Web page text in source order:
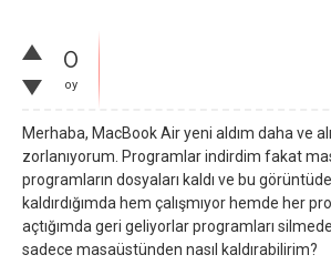
0
oy
Merhaba, MacBook Air yeni aldım daha ve
zorlanıyorum. Programlar indirdim fakat
programların dosyaları kaldı ve bu
kaldırdığımda hem çalışmıyor hemde her
açtığımda geri geliyorlar programları
sadece masaüstünden nasıl kaldırabilirim?